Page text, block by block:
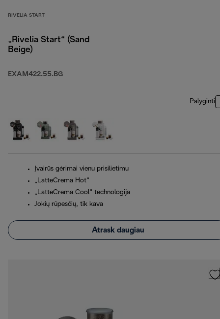
RIVELIA START
„Rivelia Start“ (Sand
Beige)
EXAM422.55.BG
Palyginti
Įvairūs gėrimai vienu prisilietimu
„LatteCrema Hot“
„LatteCrema Cool“ technologija
Jokių rūpesčių, tik kava
Atrask daugiau